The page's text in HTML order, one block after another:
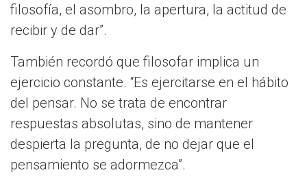
filosofía, el asombro, la apertura, la actitud de
recibir y de dar”.
También recordó que filosofar implica un
ejercicio constante. “Es ejercitarse en el hábito
del pensar. No se trata de encontrar
respuestas absolutas, sino de mantener
despierta la pregunta, de no dejar que el
pensamiento se adormezca”.